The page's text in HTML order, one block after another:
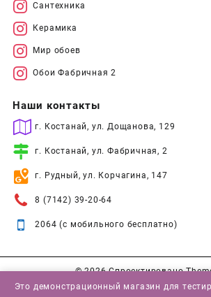
Сантехника
Керамика
Мир обоев
Обои Фабричная 2
Наши контакты
г. Костанай, ул. Дощанова, 129
г. Костанай, ул. Фабричная, 2
г. Рудный, ул. Корчагина, 147
8 (7142) 39-20-64
2064 (с мобильного бесплатно)
© 2026Спроектировано
Это демонстрационный магазин для